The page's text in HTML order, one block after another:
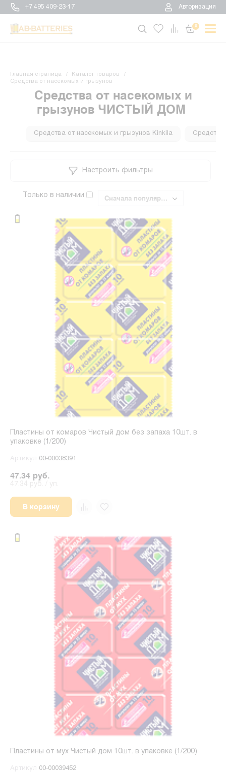
+7 495 409-23-17 Авторизация
0
Главная страница
Каталог товаров
Средства от насекомых и грызунов
Средства от насекомых и
грызунов ЧИСТЫЙ ДОМ
Средства от насекомых и грызунов Kinkila Средства
Настроить фильтры
Только в наличии Сначала популярные
Пластины от комаров Чистый дом без запаха 10шт. в
упаковке (1/200)
Артикул 00-00038391
47.34 руб.
В корзину
Пластины от мух Чистый дом 10шт. в упаковке (1/200)
Артикул 00-00039452